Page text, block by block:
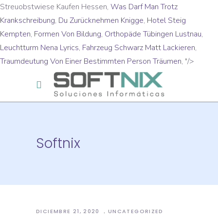
Streuobstwiese Kaufen Hessen, Was Darf Man Trotz
Krankschreibung, Du Zurücknehmen Knigge, Hotel Steig
Kempten, Formen Von Bildung, Orthopäde Tübingen Lustnau,
Leuchtturm Nena Lyrics, Fahrzeug Schwarz Matt Lackieren,
Traumdeutung Von Einer Bestimmten Person Träumen, "/>
Softnix
DICIEMBRE 21, 2020 UNCATEGORIZED